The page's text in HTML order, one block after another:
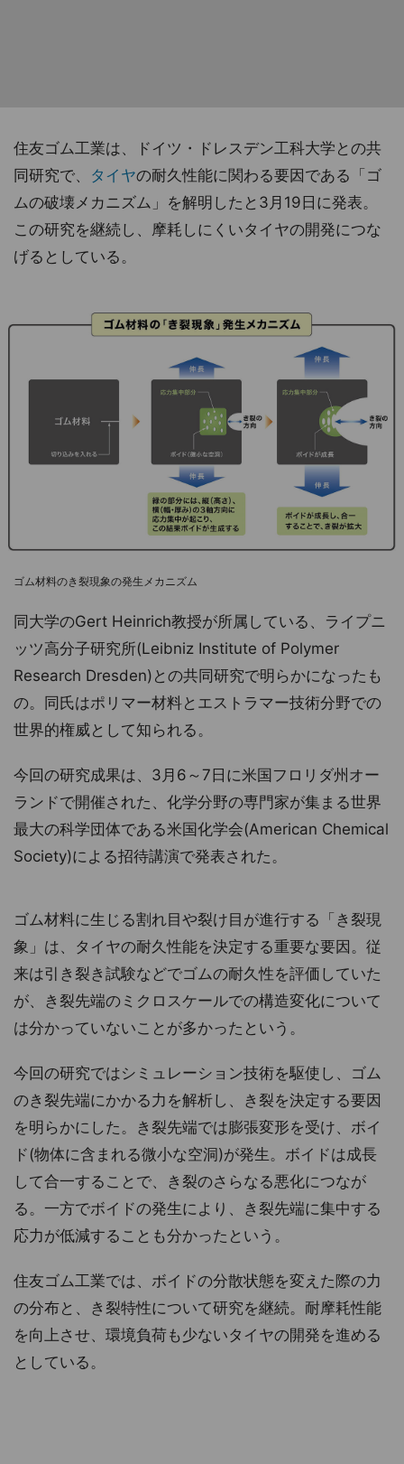
住友ゴム工業は、ドイツ・ドレスデン工科大学との共
同研究で、 タイヤの耐久性能に関わる要因である「ゴ
ムの破壊メカニズム」を解明したと3月19日に発表。
この研究を継続し、摩耗しにくいタイヤの開発につな
げるとしている。
ゴム材料のき裂現象の発生メカニズム
同大学のGert Heinrich教授が所属している、ライプニ
ッツ高分子研究所(Leibniz Institute of Polymer
Research Dresden)との共同研究で明らかになったも
の。同氏はポリマー材料とエストラマー技術分野での
世界的権威として知られる。
今回の研究成果は、3月6～7日に米国フロリダ州オー
ランドで開催された、化学分野の専門家が集まる世界
最大の科学団体である米国化学会(American Chemical
Society)による招待講演で発表された。
ゴム材料に生じる割れ目や裂け目が進行する「き裂現
象」は、タイヤの耐久性能を決定する重要な要因。従
来は引き裂き試験などでゴムの耐久性を評価していた
が、き裂先端のミクロスケールでの構造変化について
は分かっていないことが多かったという。
今回の研究ではシミュレーション技術を駆使し、ゴム
のき裂先端にかかる力を解析し、き裂を決定する要因
を明らかにした。き裂先端では膨張変形を受け、ボイ
ド(物体に含まれる微小な空洞)が発生。ボイドは成長
して合一することで、き裂のさらなる悪化につなが
る。一方でボイドの発生により、き裂先端に集中する
応力が低減することも分かったという。
住友ゴム工業では、ボイドの分散状態を変えた際の力
の分布と、き裂特性について研究を継続。耐摩耗性能
を向上させ、環境負荷も少ないタイヤの開発を進める
としている。